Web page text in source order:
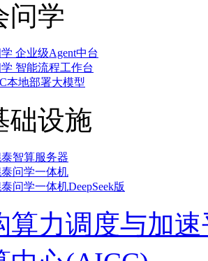
问学
企业级Agent中台
智能流程工作台
本地部署大模型
础设施
智算服务器
问学一体机
问学一体机DeepSeek版
算力调度与加